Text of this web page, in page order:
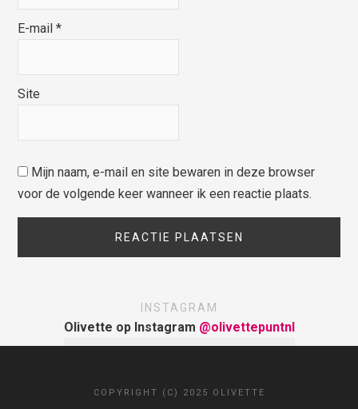
E-mail*
Site
Mijn naam, e-mail en site bewaren in deze browser
voor de volgende keer wanneer ik een reactie plaats.
INSTAGRAM
Olivette op Instagram @olivettepuntnl
COPYRIGHT (C) 2025 OLIVETTE